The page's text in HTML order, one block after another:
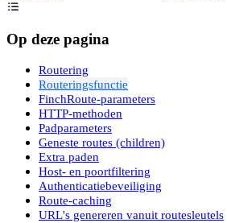
Op deze pagina
Routering
Routeringsfunctie
FinchRoute-parameters
HTTP-methoden
Padparameters
Geneste routes (children)
Extra paden
Host- en poortfiltering
Authenticatiebeveiliging
Route-caching
URL's genereren vanuit routesleutels